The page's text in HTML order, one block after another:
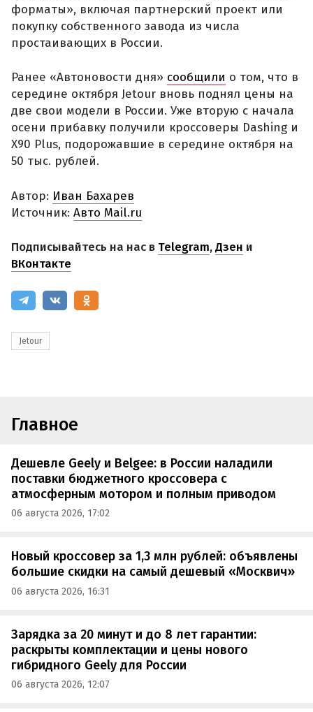
форматы», включая партнерский проект или
покупку собственного завода из числа
простаивающих в России.
Ранее «Автоновости дня» сообщили о том, что в
середине октября Jetour вновь поднял цены на
две свои модели в России. Уже вторую с начала
осени прибавку получили кроссоверы Dashing и
X90 Plus, подорожавшие в середине октября на
50 тыс. рублей.
Автор: Иван Бахарев
Источник: Авто Mail.ru
Подписывайтесь на нас в Telegram,Дзен и
ВКонтакте
Jetour
Главное
Дешевле Geely и Belgee: в России наладили
поставки бюджетного кроссовера с
атмосферным мотором и полным приводом
06 августа 2026, 17:02
Новый кроссовер за 1,3 млн рублей: объявлены
большие скидки на самый дешевый «Москвич»
06 августа 2026, 16:31
Зарядка за 20 минут и до 8 лет гарантии:
раскрыты комплектации и цены нового
гибридного Geely для России
06 августа 2026, 12:07